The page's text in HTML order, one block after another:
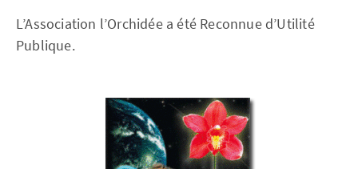
L’Association l’Orchidée a été Reconnue d’Utilité
Publique.